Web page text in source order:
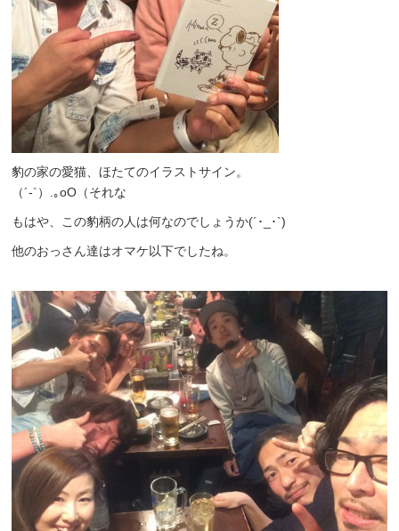
豹の家の愛猫、ほたてのイラストサイン。
（´-`）.｡oO（それな
もはや、この豹柄の人は何なのでしょうか(´･_･`)
他のおっさん達はオマケ以下でしたね。